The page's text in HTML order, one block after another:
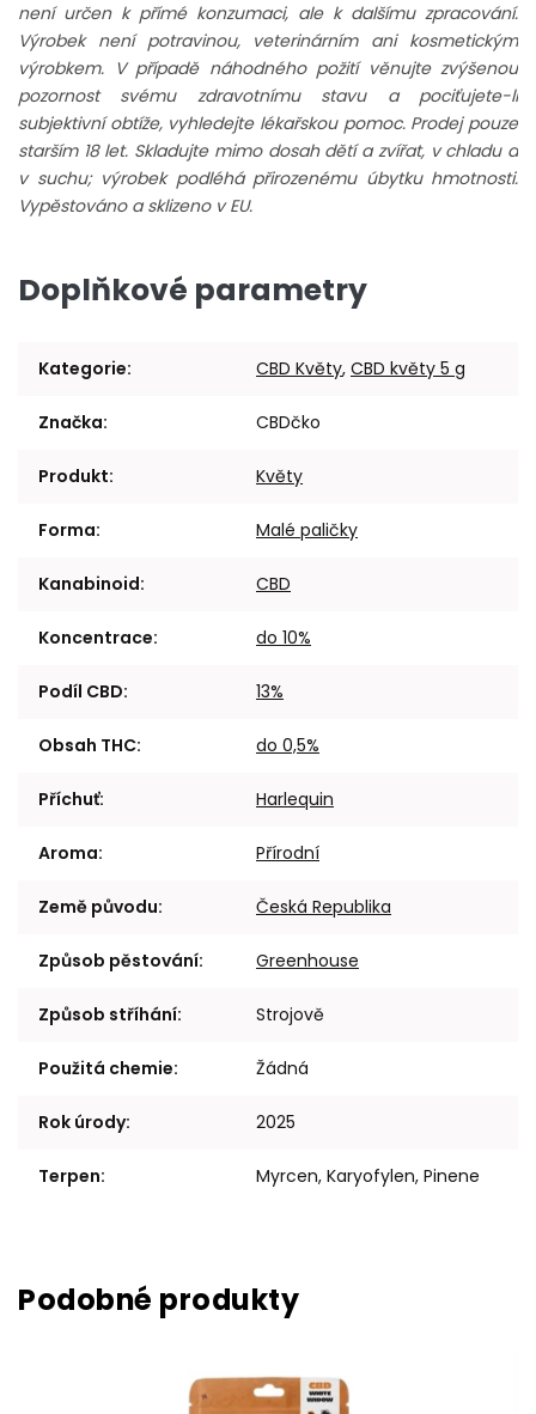
není určen k přímé konzumaci, ale k dalšímu zpracování.
Výrobek není potravinou, veterinárním ani kosmetickým
výrobkem. V případě náhodného požití věnujte zvýšenou
pozornost svému zdravotnímu stavu a pociťujete-li
subjektivní obtíže, vyhledejte lékařskou pomoc. Prodej pouze
starším 18 let. Skladujte mimo dosah dětí a zvířat, v chladu a
v suchu; výrobek podléhá přirozenému úbytku hmotnosti.
Vypěstováno a sklizeno v EU.
Doplňkové parametry
Kategorie: CBD Květy, CBD květy 5 g
Značka: CBDčko
Produkt: Květy
Forma: Malé paličky
Kanabinoid: CBD
Koncentrace: do 10%
Podíl CBD: 13%
Obsah THC: do 0,5%
Příchuť: Harlequin
Aroma: Přírodní
Země původu: Česká Republika
Způsob pěstování: Greenhouse
Způsob stříhání: Strojově
Použitá chemie: Žádná
Rok úrody: 2025
Terpen: Myrcen, Karyofylen, Pinene